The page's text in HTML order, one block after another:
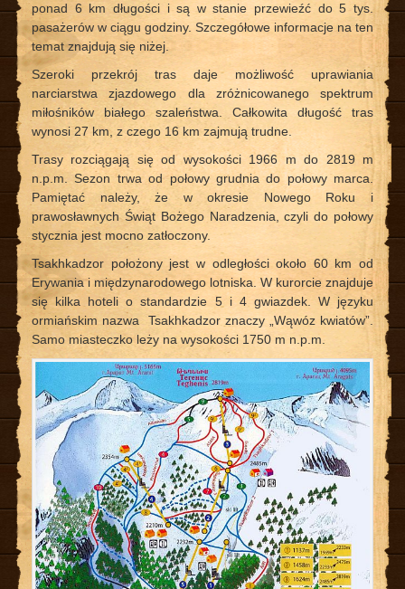
ponad 6 km długości i są w stanie przewieźć do 5 tys.
pasażerów w ciągu godziny. Szczegółowe informacje na ten
temat znajdują się niżej.
Szeroki przekrój tras daje możliwość uprawiania
narciarstwa zjazdowego dla zróżnicowanego spektrum
miłośników białego szaleństwa. Całkowita długość tras
wynosi 27 km, z czego 16 km zajmują trudne.
Trasy rozciągają się od wysokości 1966 m do 2819 m
n.p.m. Sezon trwa od połowy grudnia do połowy marca.
Pamiętać należy, że w okresie Nowego Roku i
prawosławnych Świąt Bożego Naradzenia, czyli do połowy
stycznia jest mocno zatłoczony.
Tsakhkadzor położony jest w odległości około 60 km od
Erywania i międzynarodowego lotniska. W kurorcie znajduje
się kilka hoteli o standardzie 5 i 4 gwiazdek. W języku
ormiańskim nazwa Tsakhkadzor znaczy „Wąwóz kwiatów”.
Samo miasteczko leży na wysokości 1750 m n.p.m.